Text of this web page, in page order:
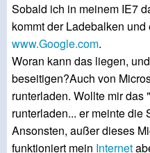
Sobald ich in meinem IE7
kommt der Ladebalken und
www.Google.com.
Woran kann das liegen,
beseitigen?Auch von
runterladen. Wollte mir das
runterladen... er meinte die
Ansonsten, außer dieses
funktioniert mein Internet